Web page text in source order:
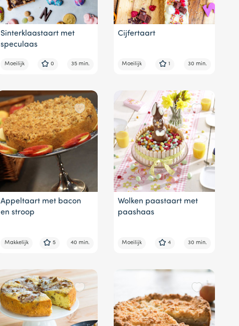
Sinterklaastaart met
speculaas
Moeilijk 0 35 min.
Cijfertaart
Moeilijk 1 30 min.
Appeltaart met bacon
en stroop
Makkelijk 5 40 min.
Wolken paastaart met
paashaas
Moeilijk 4 30 min.